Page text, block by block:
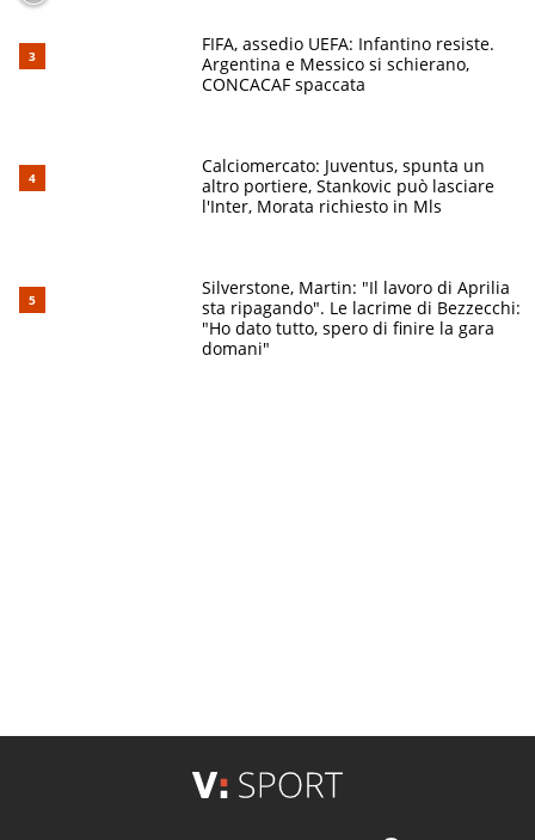
FIFA, assedio UEFA: Infantino resiste.
Argentina e Messico si schierano,
CONCACAF spaccata
Calciomercato: Juventus, spunta un
altro portiere, Stankovic può lasciare
l'Inter, Morata richiesto in Mls
Silverstone, Martin: "Il lavoro di Aprilia
sta ripagando". Le lacrime di Bezzecchi:
"Ho dato tutto, spero di finire la gara
domani"